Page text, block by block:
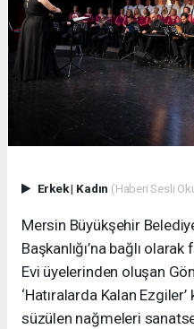
Erkek| Kadın (Haberi Sesli
Mersin Büyükşehir
Başkanlığı’na bağlı
Evi üyelerinden oluşan
‘Hatıralarda Kalan
süzülen nağmeleri